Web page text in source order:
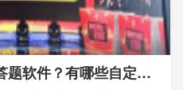
有哪些好用的大屏团队答题软件？有哪些自定义设置？